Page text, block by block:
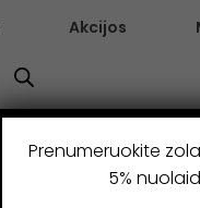
Akcijos
Prenumeruokite
5%